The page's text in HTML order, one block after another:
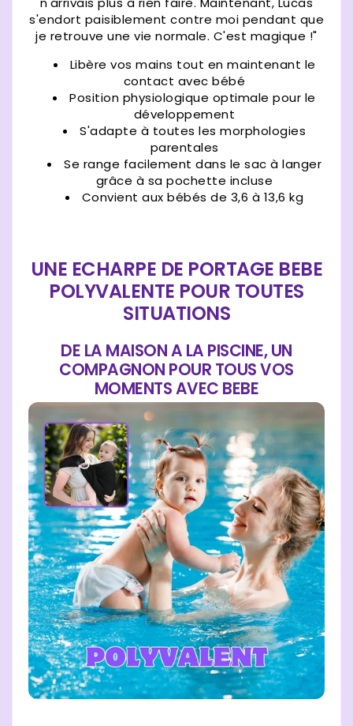
s'endort paisiblement contre moi pendant que
je retrouve une vie normale. C'est magique !"
Libère vos mains tout en maintenant le
contact avec bébé
Position physiologique optimale pour le
développement
S'adapte à toutes les morphologies
parentales
Se range facilement dans le sac à langer
grâce à sa pochette incluse
Convient aux bébés de 3,6 à 13,6 kg
UNE ECHARPE DE PORTAGE BEBE
POLYVALENTE POUR TOUTES
SITUATIONS
DE LA MAISON A LA PISCINE, UN
COMPAGNON POUR TOUS VOS
MOMENTS AVEC BEBE